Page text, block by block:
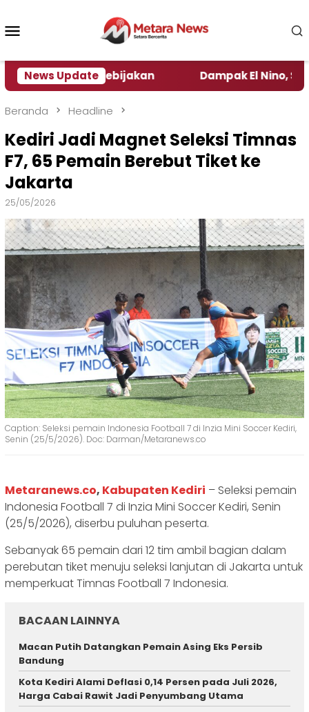
konten
News Update
Kebijakan Dampak El Nino,
Beranda Headline
Kediri Jadi Magnet Seleksi Timnas
F7, 65 Pemain Berebut Tiket ke
Jakarta
25/05/2026
Caption: Seleksi pemain Indonesia Football 7 di Inzia Mini Soccer Kediri,
Senin (25/5/2026). Doc: Darman/Metaranews.co
Metaranews.co, Kabupaten Kediri – Seleksi pemain
Indonesia Football 7 di Inzia Mini Soccer Kediri, Senin
(25/5/2026), diserbu puluhan peserta.
Sebanyak 65 pemain dari 12 tim ambil bagian dalam
perebutan tiket menuju seleksi lanjutan di Jakarta untuk
memperkuat Timnas Football 7 Indonesia.
BACAAN LAINNYA
Macan Putih Datangkan Pemain Asing Eks Persib
Bandung
Kota Kediri Alami Deflasi 0,14 Persen pada Juli 2026,
Harga Cabai Rawit Jadi Penyumbang Utama